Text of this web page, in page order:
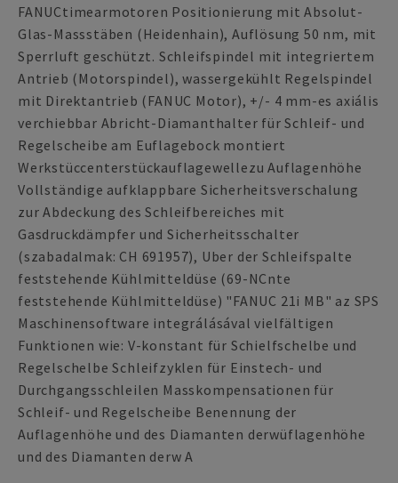
FANUCtimearmotoren Positionierung mit Absolut-
Glas-Massstäben (Heidenhain), Auflösung 50 nm, mit
Sperrluft geschützt. Schleifspindel mit integriertem
Antrieb (Motorspindel), wassergekühlt Regelspindel
mit Direktantrieb (FANUC Motor), +/- 4 mm-es axiális
verchiebbar Abricht-Diamanthalter für Schleif- und
Regelscheibe am Euflagebock montiert
Werkstüccenterstückauflagewellezu Auflagenhöhe
Vollständige aufklappbare Sicherheitsverschalung
zur Abdeckung des Schleifbereiches mit
Gasdruckdämpfer und Sicherheitsschalter
(szabadalmak: CH 691957), Uber der Schleifspalte
feststehende Kühlmitteldüse (69-NCnte
feststehende Kühlmitteldüse) "FANUC 21i MB" az SPS
Maschinensoftware integrálásával vielfältigen
Funktionen wie: V-konstant für Schielfschelbe und
Regelschelbe Schleifzyklen für Einstech- und
Durchgangsschleilen Masskompensationen für
Schleif- und Regelscheibe Benennung der
Auflagenhöhe und des Diamanten derwüflagenhöhe
und des Diamanten derw A